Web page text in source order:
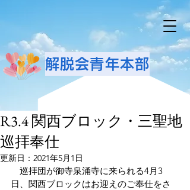
解脱会青年本部
R3.4 関西ブロック・三聖地
巡拝奉仕
更新日： 2021年5月1日
巡拝団が御寺泉涌寺に来られる4月3
日、関西ブロックはお迎えのご奉仕をさ